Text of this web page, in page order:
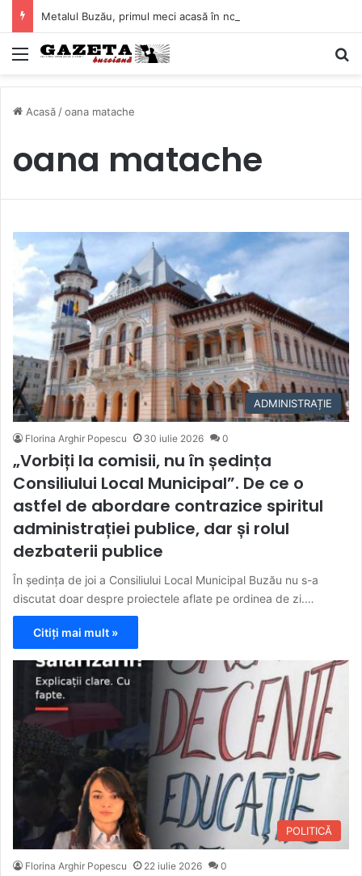
Mediu
Acasă /oana matache
oana matache
ADMINISTRAȚIE
Florina Arghir Popescu 30 iulie 2026 0
„Vorbiți la comisii, nu în ședința
Consiliului Local Municipal”. De ce o
astfel de abordare contrazice spiritul
administrației publice, dar și rolul
dezbaterii publice
În ședința de joi a Consiliului Local Municipal Buzău nu s-a
discutat doar despre proiectele aflate pe ordinea de zi.…
Citiți mai mult »
POLITICĂ
Florina Arghir Popescu 22 iulie 2026 0